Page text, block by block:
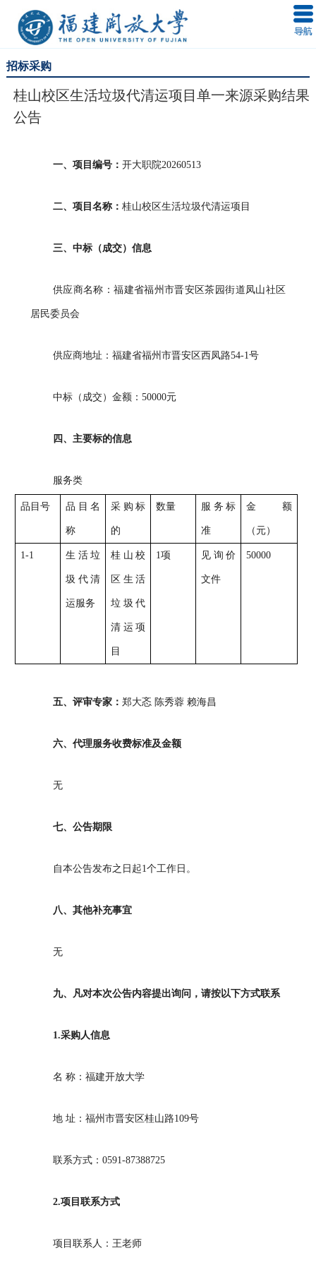
招标采购
桂山校区生活垃圾代清运项目单一来源采购结果
公告
一、项目编号： 开大职院20260513
二、项目名称： 桂山校区生活垃圾代清运项目
三、中标（成交）信息
供应商名称：福建省福州市晋安区茶园街道凤山社区
居民委员会
供应商地址：福建省福州市晋安区西凤路54-1号
中标（成交）金额： 50000元
四、主要标的信息
服务类
品目号 品目名
称
采购标
的
数量 服务标
准
金额
（元）
1-1 生活垃
圾代清
运服务
桂山校
区生活
垃圾代
清运项
目
1项 见询价
文件
50000
五、评审专家： 郑大忞 陈秀蓉 赖海昌
六、代理服务收费标准及金额
无
七、公告期限
自本公告发布之日起1个工作日。
八、其他补充事宜
无
九、凡对本次公告内容提出询问，请按以下方式联系
1.采购人信息
名 称：福建开放大学
地 址：福州市晋安区桂山路109号
联系方式： 0591-87388725
2.项目联系方式
项目联系人： 王老师